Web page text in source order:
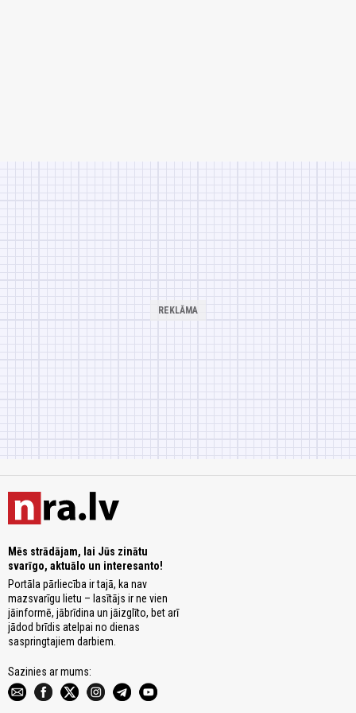
Mēs strādājam, lai Jūs zinātu
svarīgo, aktuālo un interesanto!
Portāla pārliecība ir tajā, ka nav
mazsvarīgu lietu – lasītājs ir ne vien
jāinformē, jābrīdina un jāizglīto, bet arī
jādod brīdis atelpai no dienas
saspringtajiem darbiem.
Sazinies ar mums: